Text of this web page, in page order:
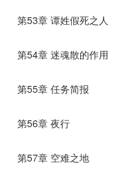
第53章 谭姓假死之人
第54章 迷魂散的作用
第55章 任务简报
第56章 夜行
第57章 空难之地